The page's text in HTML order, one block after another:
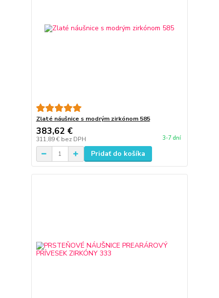
Zlaté náušnice s modrým zirkónom 585
383,62 €
311,89 € bez DPH 3-7 dní
Pridať do košíka